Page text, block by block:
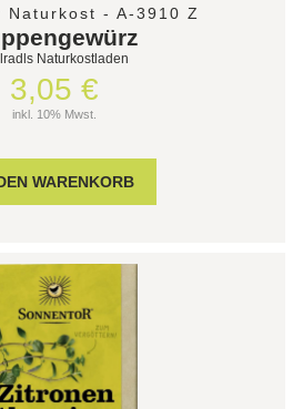
Naturkost - A-3910 Z
Naturkostladen
3,05 €
inkl. 10% Mwst.